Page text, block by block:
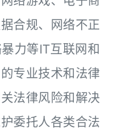
合规、网络不正
力等IT互联网和
专业技术和法律
法律风险和解决
委托人各类合法